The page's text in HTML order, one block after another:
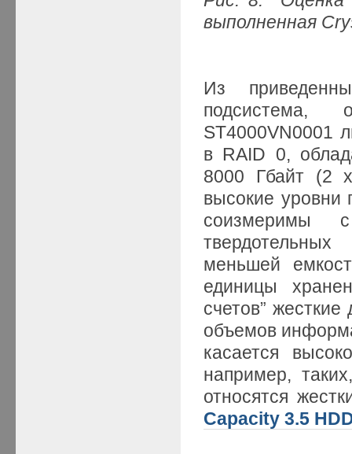
выполненная
Из
подсистема,
ST4000VN0001
в RAID 0,
8000 Гбайт (2
высокие уровни
соизмеримы
меньшей
единицы
счетов”
объемов
касается
например,
относятся
Capacity 3.5